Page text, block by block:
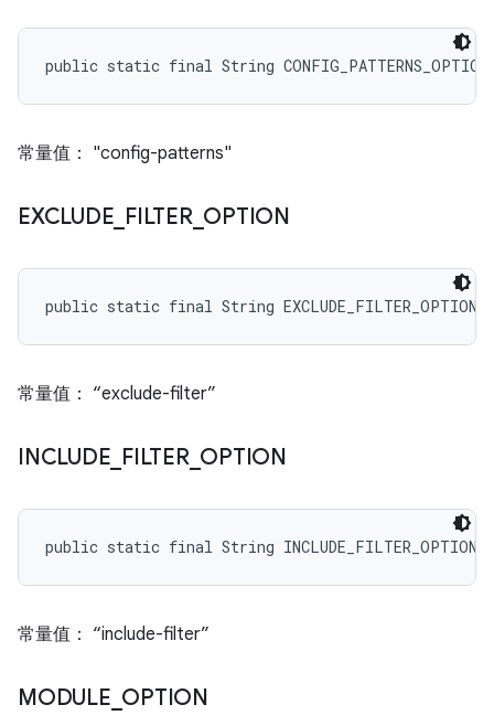
public static final String CONFIG_PATTERNS_OPTION
常量值： "config-patterns"
EXCLUDE FILTER_ OPTION
public static final String EXCLUDE_FILTER_OPTION
常量值： “exclude-filter”
INCLUDE FILTER_ OPTION
public static final String INCLUDE_FILTER_OPTION
常量值： “include-filter”
MODULE OPTION